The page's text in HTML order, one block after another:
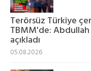
Terörsüz Türkiye
TBMM'de: Abdullah
açıkladı
05.08.2026